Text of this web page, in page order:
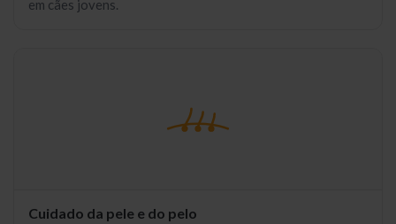
em cães jovens.
Cuidado da pele e do pelo